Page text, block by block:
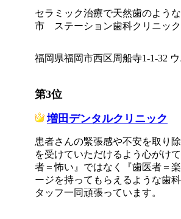
セラミック治療で天然歯のよう
市 ステーション歯科クリニック
福岡県福岡市西区周船寺1-1-32
第3位
増田デンタルクリニック
患者さんの緊張感や不安を取り
を受けていただけるよう心がけ
者＝怖い』ではなく『歯医者＝
ージを持ってもらえるような歯
タッフ一同頑張っています。